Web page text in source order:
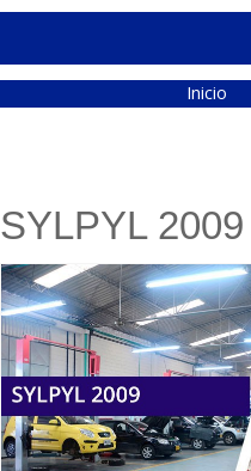
Inicio
SYLPYL 2009